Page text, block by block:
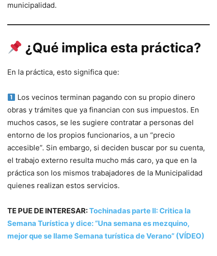
municipalidad.
¿Qué implica esta práctica?
En la práctica, esto significa que:
Los vecinos terminan pagando con su propio dinero
obras y trámites que ya financian con sus impuestos. En
muchos casos, se les sugiere contratar a personas del
entorno de los propios funcionarios, a un “precio
accesible”. Sin embargo, si deciden buscar por su cuenta,
el trabajo externo resulta mucho más caro, ya que en la
práctica son los mismos trabajadores de la Municipalidad
quienes realizan estos servicios.
TE PUE DE INTERESAR:Tochinadas parte II: Critica la
Semana Turística y dice: “Una semana es mezquino,
mejor que se llame Semana turística de Verano” (VÍDEO)